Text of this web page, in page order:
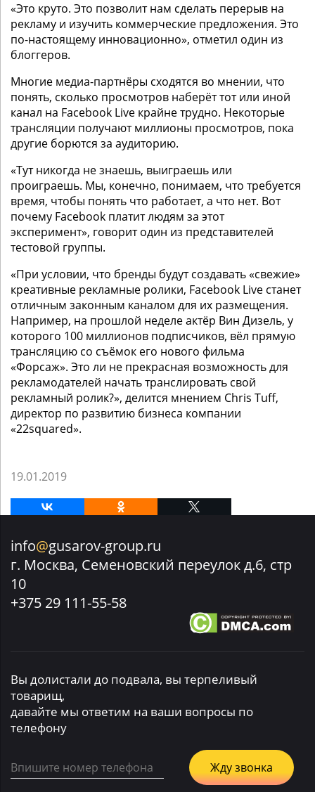
«Это круто. Это позволит нам сделать перерыв на
рекламу и изучить коммерческие предложения. Это
по-настоящему инновационно», отметил один из
блоггеров.
Многие медиа-партнёры сходятся во мнении, что
понять, сколько просмотров наберёт тот или иной
канал на Facebook Live крайне трудно. Некоторые
трансляции получают миллионы просмотров, пока
другие борются за аудиторию.
«Тут никогда не знаешь, выиграешь или
проиграешь. Мы, конечно, понимаем, что требуется
время, чтобы понять что работает, а что нет. Вот
почему Facebook платит людям за этот
эксперимент», говорит один из представителей
тестовой группы.
«При условии, что бренды будут создавать «свежие»
креативные рекламные ролики, Facebook Live станет
отличным законным каналом для их размещения.
Например, на прошлой неделе актёр Вин Дизель, у
которого 100 миллионов подписчиков, вёл прямую
трансляцию со съёмок его нового фильма
«Форсаж». Это ли не прекрасная возможность для
рекламодателей начать транслировать свой
рекламный ролик?», делится мнением Chris Tuff,
директор по развитию бизнеса компании
«22squared».
19.01.2019
info@gusarov-group.ru
г. Москва, Семеновский переулок д.6, стр
10
+375 29 111-55-58
Вы долистали до подвала, вы терпеливый
товарищ,
давайте мы ответим на ваши вопросы по
телефону